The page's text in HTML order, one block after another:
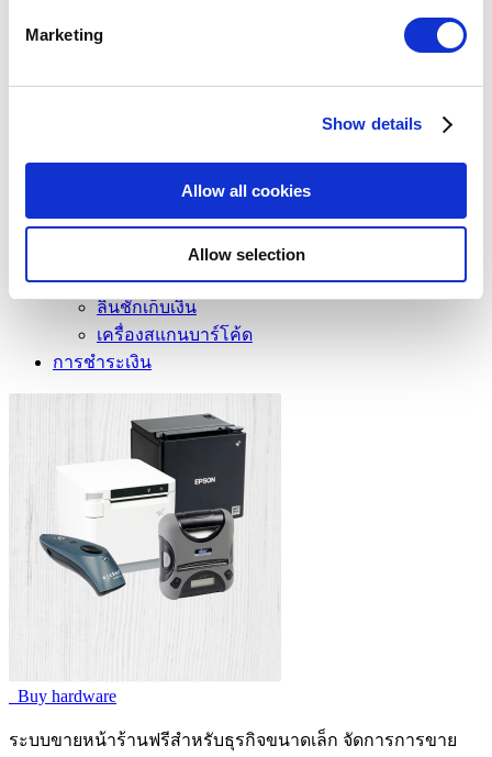
Find out more about how your personal data is processed
We use cookies to personalize content and ads, to
may combine it with other information that you’ve
provided to them or that they’ve collected from your use
of their services. You consent to the use of cookies by
pressing the "OK" button.
Marketing
Show details
Allow all cookies
Allow selection
รายการสินค้า
พนักงาน
เครื่องพิมพ์
ระบบจอแสดงผลฝั่งลูกค้า
ระบบจอแสดงผลในห้องครัว
ลิ้นชักเก็บเงิน
เครื่องสแกนบาร์โค้ด
การชำระเงิน
Buy hardware
ระบบขายหน้าร้านฟรีสำหรับธุรกิจขนาดเล็ก จัดการการขาย